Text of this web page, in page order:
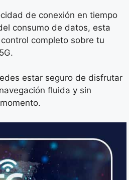
de conexión en tiempo
consumo de datos, esta
completo sobre tu
estar seguro de disfrutar
fluida y sin